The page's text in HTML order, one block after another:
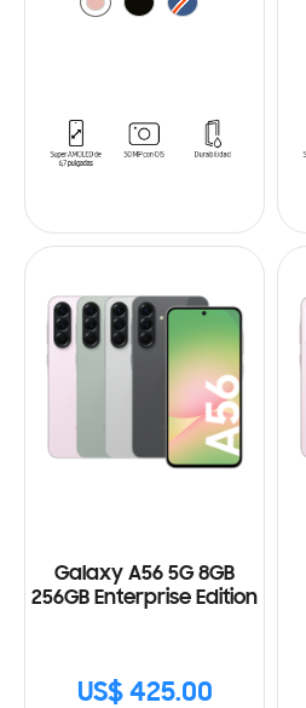
Galaxy A56 5G 8GB
256GB Enterprise Edition
US$ 425.00